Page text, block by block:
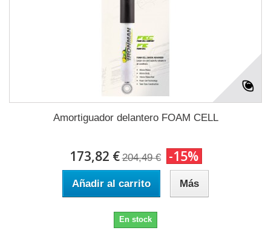
Amortiguador delantero FOAM CELL
173,82 € 204,49 € -15%
Añadir al carrito Más
En stock